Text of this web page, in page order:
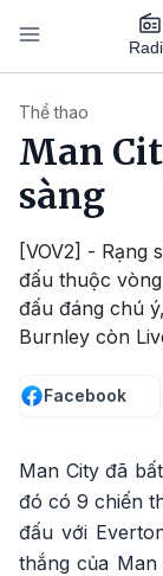
Nhảy đến nội dung
Thể thao
Man
sàng
[VOV2] - Rạng
đấu thuộc
đấu đáng chú
Burnley còn
Facebook
Man City đã
đó có 9 chiến
đấu với
thắng của